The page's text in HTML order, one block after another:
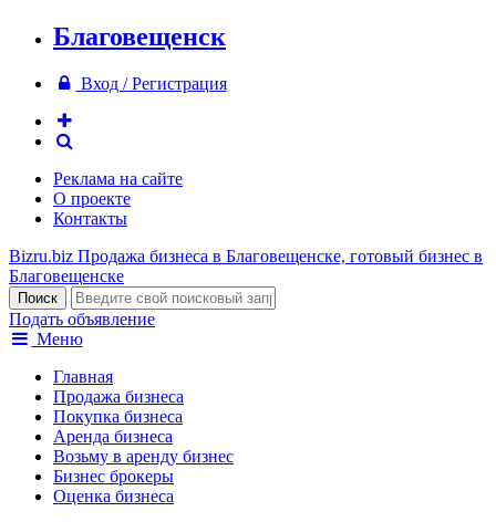
Благовещенск
Вход / Регистрация
Реклама на сайте
О проекте
Контакты
Bizru.biz Продажа бизнеса в Благовещенске, готовый бизнес в
Благовещенске
Подать объявление
Меню
Главная
Продажа бизнеса
Покупка бизнеса
Аренда бизнеса
Возьму в аренду бизнес
Бизнес брокеры
Оценка бизнеса